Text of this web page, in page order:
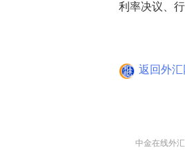
利率决议、
返回外
中金在线外